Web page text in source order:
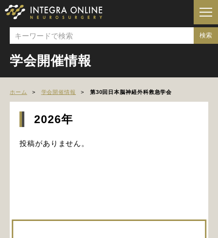
学会開催情報
ホーム 学会開催情報 第30回日本脳神経外科救急学会
2026年
投稿がありません。